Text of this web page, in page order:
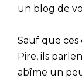
un blog de
Sauf que ces
Pire, ils
abîme un